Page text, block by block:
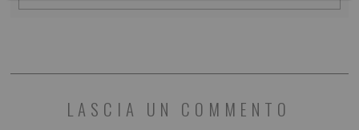
LASCIA UN COMMENTO